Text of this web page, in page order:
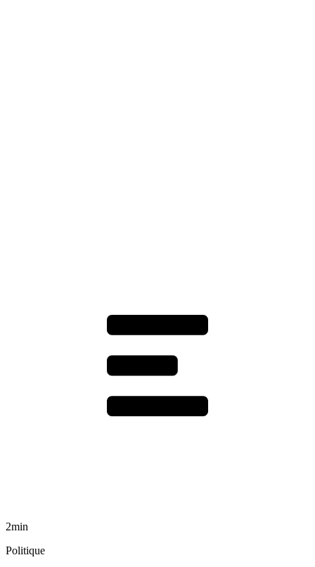
2min
Politique